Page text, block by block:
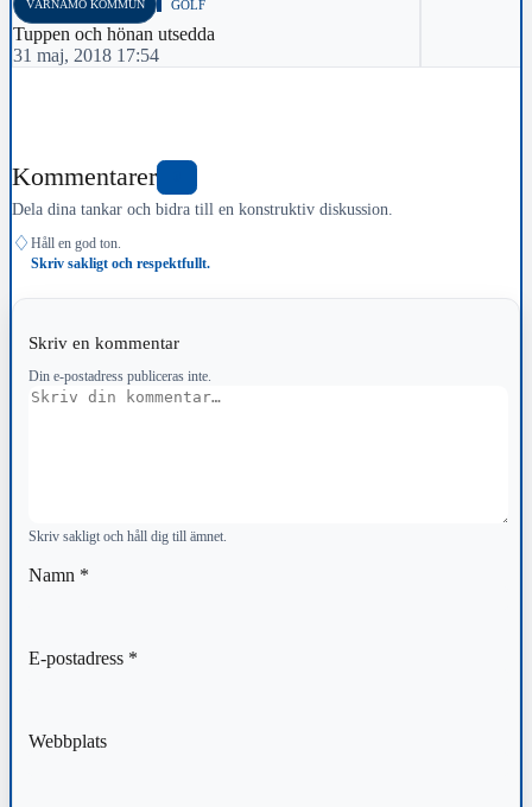
VÄRNAMO KOMMUN GOLF
Tuppen och hönan utsedda
31 maj, 2018 17:54
Kommentarer
Dela dina tankar och bidra till en konstruktiv diskussion.
♢ Håll en god ton.
Skriv sakligt och respektfullt.
Skriv en kommentar
Din e-postadress publiceras inte.
Kommentar
Skriv sakligt och håll dig till ämnet.
Namn *
E-postadress *
Webbplats